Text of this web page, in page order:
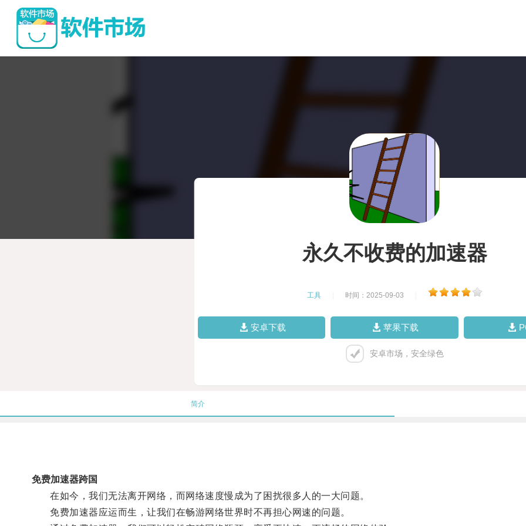
永久不收费的加速器
工具 时间：2025-09-03
安卓下载 苹果下载
安卓市场，安全绿色
简介
免费加速器跨国
在如今，我们无法离开网络，而网络速度慢成为了困扰很多人的一大问题。
免费加速器应运而生，让我们在畅游网络世界时不再担心网速的问题。